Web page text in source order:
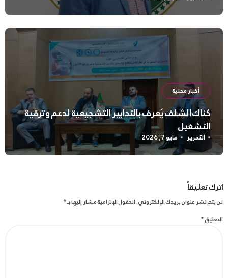
أخبار محلية
كناك الشلف يُعرف بالتدابير التشجيعية لدعم وترقية
التشغيل
التحرير مايو 7, 2026
اترك تعليقاً
لن يتم نشر عنوان بريدك الإلكتروني.الحقول الإلزامية مشار إليها بـ*
التعليق*